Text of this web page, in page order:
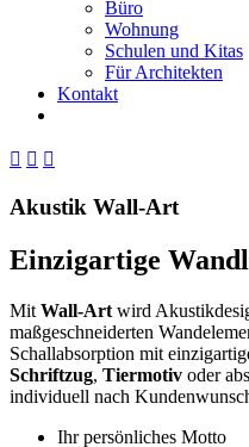
Büro
Wohnung
Schulen und Kitas
Für Architekten
Kontakt
  
Akustik Wall-Art
Einzigartige
Mit Wall-Art wird
maßgeschneiderten
Schallabsorption mit
Schriftzug, Tiermotiv oder
individuell nach
Ihr persönliches Motto